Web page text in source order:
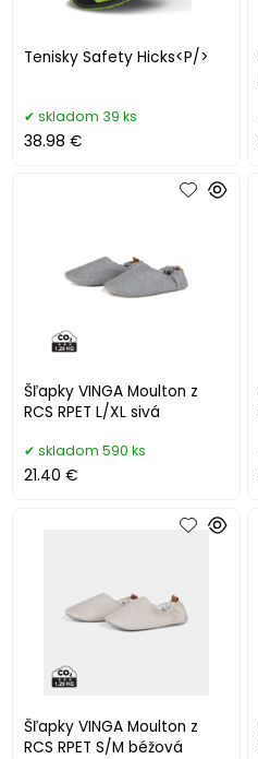
Tenisky Safety Hicks<P/>
skladom 39 ks
38.98 €
Šľapky VINGA Moulton z
RCS RPET L/XL sivá
skladom 590 ks
21.40 €
Šľapky VINGA Moulton z
RCS RPET S/M béžová